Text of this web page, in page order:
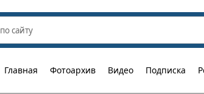
Главная Фотоархив Видео Подписка